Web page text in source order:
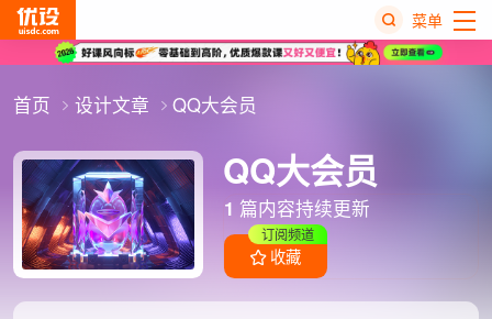
菜单
首页 设计文章 QQ大会员
QQ大会员
1 篇内容持续更新
收藏
订阅频道